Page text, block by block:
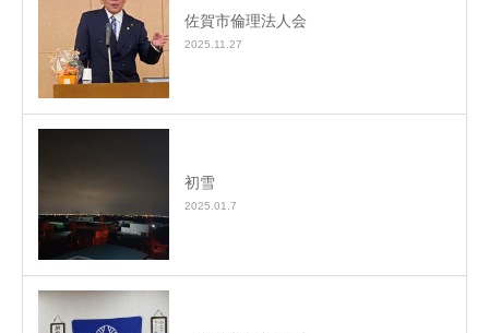
佐賀市倫理法人会
2025.11.27
初雪
2025.01.7